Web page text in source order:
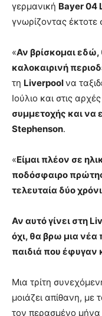
γερμανική Bayer 04
γνωρίζοντας έκτοτε
«Αν βρίσκομαι
καλοκαιρινή
τη Liverpoolνα
Ιούλιο και στις
συμμετοχής και
Stephenson.
«Είμαι πλέον σε
ποδόσφαιρο
τελευταία δύο
Αν αυτό γίνει στη
όχι, θα βρω μια νέα
παιδιά που έφυγαν
Μια τρίτη
μοιάζει απίθανη, με
τον περασμένο